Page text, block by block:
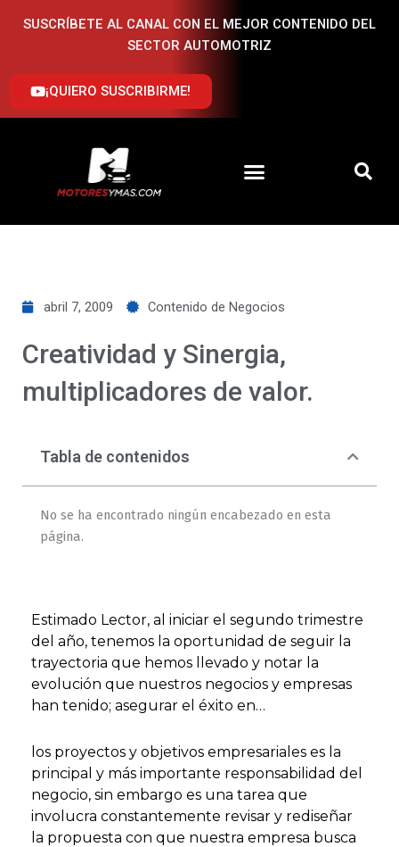
SUSCRÍBETE AL CANAL CON EL MEJOR CONTENIDO DEL
SECTOR AUTOMOTRIZ
¡QUIERO SUSCRIBIRME!
abril 7, 2009 Contenido de Negocios
Creatividad y Sinergia,
multiplicadores de valor.
Tabla de contenidos
No se ha encontrado ningún encabezado en esta
página.
Estimado Lector, al iniciar el segundo trimestre
del año, tenemos la oportunidad de seguir la
trayectoria que hemos llevado y notar la
evolución que nuestros negocios y empresas
han tenido; asegurar el éxito en…
los proyectos y objetivos empresariales es la
principal y más importante responsabilidad del
negocio, sin embargo es una tarea que
involucra constantemente revisar y rediseñar
la propuesta con que nuestra empresa busca